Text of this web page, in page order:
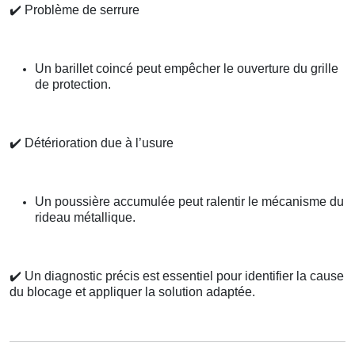
✔️ Problème de serrure
Un barillet coincé peut empêcher le ouverture du grille
de protection.
✔️ Détérioration due à l’usure
Un poussière accumulée peut ralentir le mécanisme du
rideau métallique.
✔️ Un diagnostic précis est essentiel pour identifier la cause
du blocage et appliquer la solution adaptée.